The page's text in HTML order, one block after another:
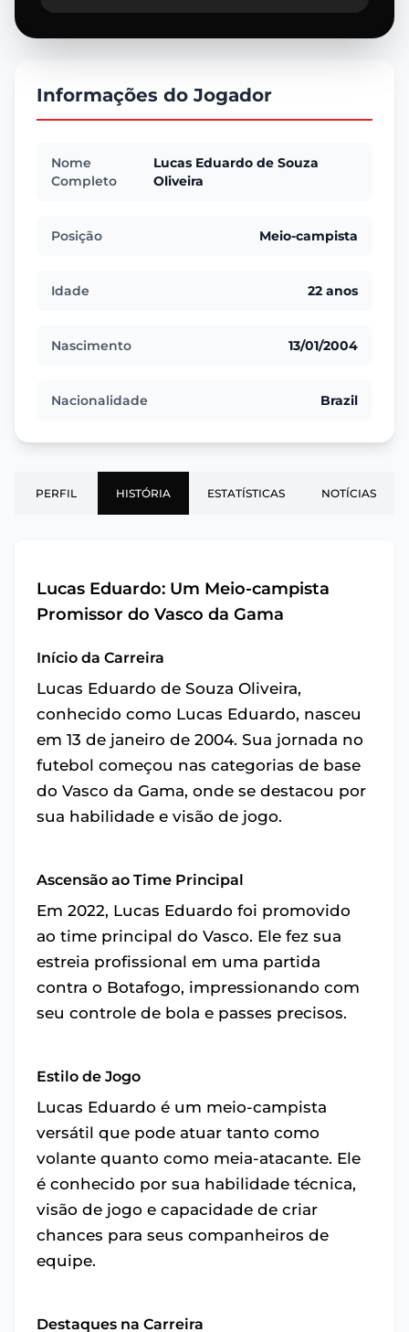
Informações do Jogador
Nome
Completo
Lucas Eduardo de Souza
Oliveira
Posição Meio-campista
Idade 22 anos
Nascimento 13/01/2004
Nacionalidade Brazil
PERFIL HISTÓRIA ESTATÍSTICAS NOTÍCIAS
Lucas Eduardo: Um Meio-campista
Promissor do Vasco da Gama
Início da Carreira
Lucas Eduardo de Souza Oliveira,
conhecido como Lucas Eduardo, nasceu
em 13 de janeiro de 2004. Sua jornada no
futebol começou nas categorias de base
do Vasco da Gama, onde se destacou por
sua habilidade e visão de jogo.
Ascensão ao Time Principal
Em 2022, Lucas Eduardo foi promovido
ao time principal do Vasco. Ele fez sua
estreia profissional em uma partida
contra o Botafogo, impressionando com
seu controle de bola e passes precisos.
Estilo de Jogo
Lucas Eduardo é um meio-campista
versátil que pode atuar tanto como
volante quanto como meia-atacante. Ele
é conhecido por sua habilidade técnica,
visão de jogo e capacidade de criar
chances para seus companheiros de
equipe.
Destaques na Carreira